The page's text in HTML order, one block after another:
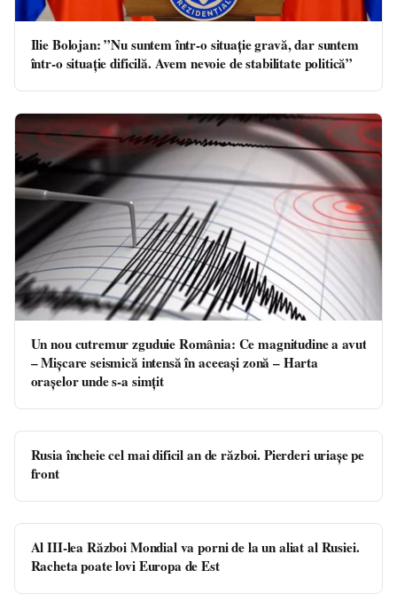
Ilie Bolojan: ”Nu suntem într-o situație gravă, dar suntem
într-o situație dificilă. Avem nevoie de stabilitate politică”
Un nou cutremur zguduie România: Ce magnitudine a avut
– Mișcare seismică intensă în aceeași zonă – Harta
orașelor unde s-a simțit
Rusia încheie cel mai dificil an de război. Pierderi uriașe pe
front
Al III-lea Război Mondial va porni de la un aliat al Rusiei.
Racheta poate lovi Europa de Est